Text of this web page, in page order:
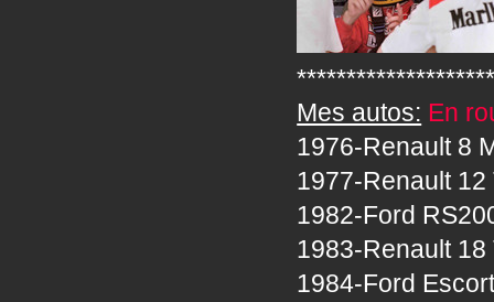
Mes autos: En
1976-Renault 8
1977-Renault 12
1982-Ford
1983-Renault
1984-Ford